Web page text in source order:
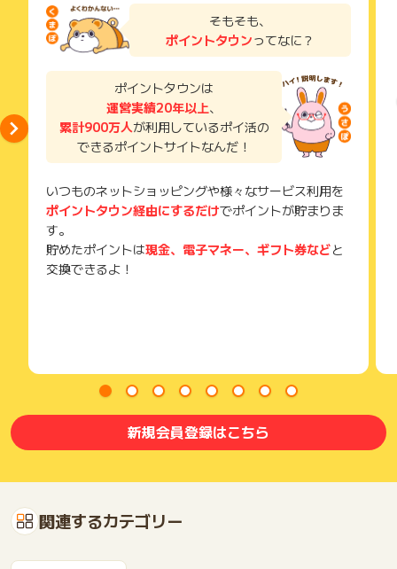
了などのメールは、ポイント獲得するまで必ず保管してくださ
獲得待ち・獲得失敗の状態でお問い合わせされる際に、該当の
メールを送っていただく場合がございます。
そのため、紛失・破棄された場合は対応いたしかねますので、
ご注意ください。
(※) SafariやChromeなどwebサイトを表示するアプリのこと
ハーバリウム体験などのインドア体験、映画館やレストランな
どの普段のお出かけ先て使える電子チケットまで、620種類以
上の遊びが予約できます。
★体験数2.8万プラン
レジャーの予約サイトの中では最も多くの体験プランを取り揃
えています。
★電話不要！ネットで予約が完結
レジャー会社のHPでは、メールでの問い合わせや電話での予約
が必要ですが、アソビュー！では24時間いつでもネットで予約
ができます。
★事前購入でスムーズ入場
そもそも、
ポイントタウンってなに？
ポイントタウンは
運営実績20年以上、
累計900万人が利用しているポイ活の
できるポイントサイトなんだ！
いつものネットショッピングや様々なサービス利用を
ポイントタウン経由にするだけでポイントが貯まりま
す。
貯めたポイントは現金、電子マネー、ギフト券などと
交換できるよ！
新規会員登録はこちら
関連するカテゴリー